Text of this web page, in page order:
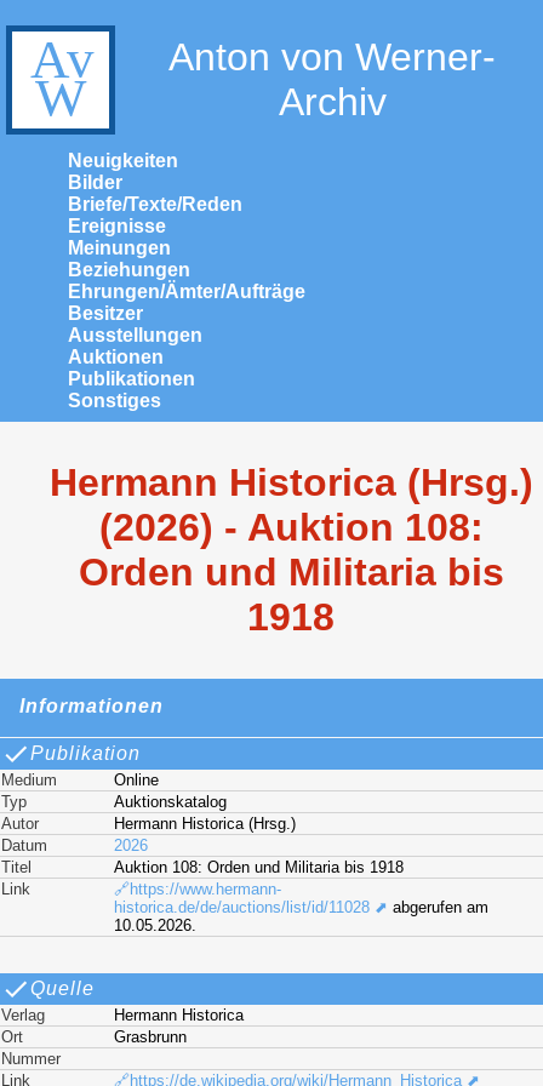
Anton von Werner-
Archiv
Neuigkeiten
Bilder
Briefe/Texte/Reden
Ereignisse
Meinungen
Beziehungen
Ehrungen/Ämter/Aufträge
Besitzer
Ausstellungen
Auktionen
Publikationen
Sonstiges
Hermann Historica (Hrsg.)
(2026) - Auktion 108:
Orden und Militaria bis
1918
Informationen
Publikation
Medium
Online
Typ
Auktionskatalog
Autor
Hermann Historica (Hrsg.)
Datum
2026
Titel
Auktion 108: Orden und Militaria bis 1918
Link
🔗https://www.hermann-
historica.de/de/auctions/list/id/11028 ⬈ abgerufen am
10.05.2026.
Quelle
Verlag
Hermann Historica
Ort
Grasbrunn
Nummer
Link
🔗https://de.wikipedia.org/wiki/Hermann_Historica ⬈